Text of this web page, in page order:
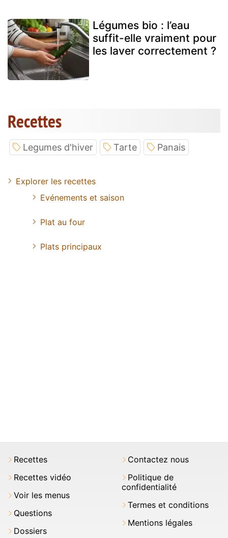
Légumes bio : l’eau
suffit-elle vraiment pour
les laver correctement ?
Recettes
Legumes d'hiver Tarte Panais
Explorer les recettes
Evénements et saison
Plat au four
Plats principaux
Recettes
Recettes vidéo
Voir les menus
Questions
Dossiers
Contactez nous
Politique de
confidentialité
Termes et conditions
Mentions légales